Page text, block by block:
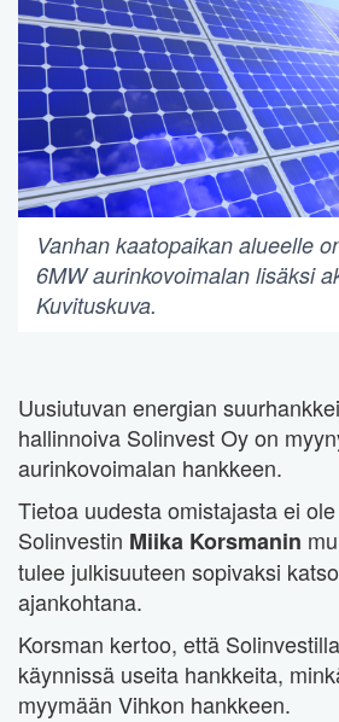
Vanhan kaatopaikan alueelle
6MW aurinkovoimalan lisäksi
Kuvituskuva.
Uusiutuvan energian
hallinnoiva Solinvest Oy on
aurinkovoimalan hankkeen.
Tietoa uudesta omistajasta ei
Solinvestin Miika Korsmanin
tulee julkisuuteen sopivaksi
ajankohtana.
Korsman kertoo, että
käynnissä useita hankkeita,
myymään Vihkon hankkeen.